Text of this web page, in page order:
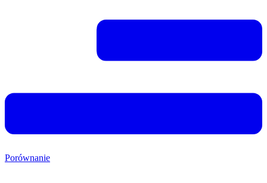
Porównanie